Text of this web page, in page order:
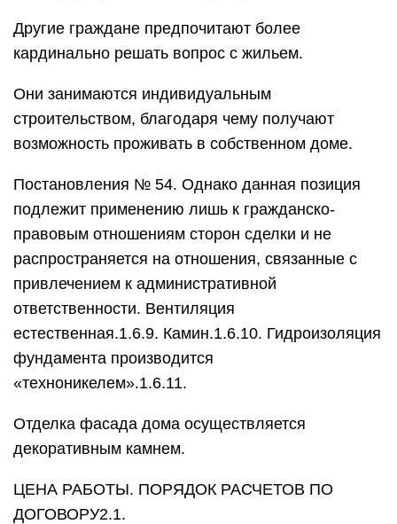
Другие граждане предпочитают более
кардинально решать вопрос с жильем.
Они занимаются индивидуальным
строительством, благодаря чему получают
возможность проживать в собственном доме.
Постановления № 54. Однако данная позиция
подлежит применению лишь к гражданско-
правовым отношениям сторон сделки и не
распространяется на отношения, связанные с
привлечением к административной
ответственности. Вентиляция
естественная.1.6.9. Камин.1.6.10. Гидроизоляция
фундамента производится
«техноникелем».1.6.11.
Отделка фасада дома осуществляется
декоративным камнем.
ЦЕНА РАБОТЫ. ПОРЯДОК РАСЧЕТОВ ПО
ДОГОВОРУ2.1.